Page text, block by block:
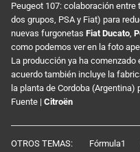
Peugeot 107: colaboración
dos grupos, PSA y Fiat) para
nuevas furgonetas Fiat Ducato,
como podemos ver en la foto
La producción ya ha comenzado
acuerdo también incluye la
la planta de Cordoba (Argentina)
Fuente | Citroën
OTROS TEMAS: Fórmula1